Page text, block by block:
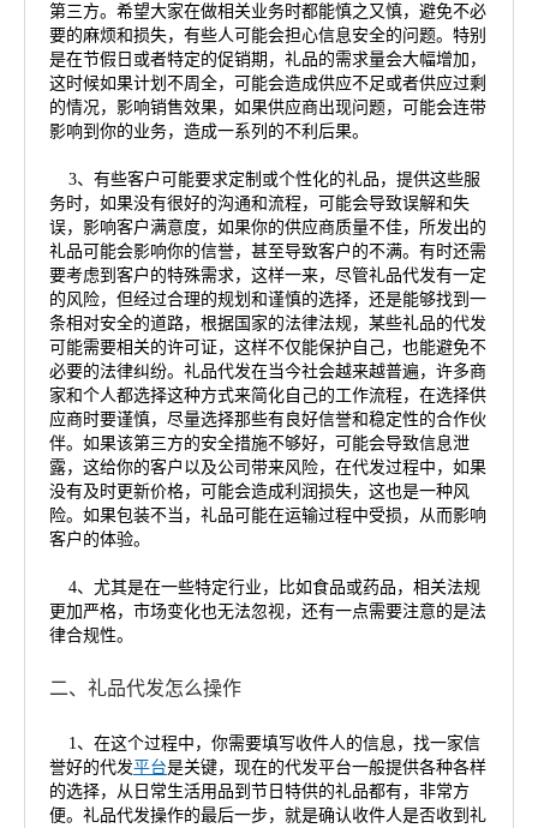
第三方。希望大家在做相关业务时都能慎之又慎，避免不必
要的麻烦和损失，有些人可能会担心信息安全的问题。特别
是在节假日或者特定的促销期，礼品的需求量会大幅增加，
这时候如果计划不周全，可能会造成供应不足或者供应过剩
的情况，影响销售效果，如果供应商出现问题，可能会连带
影响到你的业务，造成一系列的不利后果。
3、有些客户可能要求定制或个性化的礼品，提供这些服
务时，如果没有很好的沟通和流程，可能会导致误解和失
误，影响客户满意度，如果你的供应商质量不佳，所发出的
礼品可能会影响你的信誉，甚至导致客户的不满。有时还需
要考虑到客户的特殊需求，这样一来，尽管礼品代发有一定
的风险，但经过合理的规划和谨慎的选择，还是能够找到一
条相对安全的道路，根据国家的法律法规，某些礼品的代发
可能需要相关的许可证，这样不仅能保护自己，也能避免不
必要的法律纠纷。礼品代发在当今社会越来越普遍，许多商
家和个人都选择这种方式来简化自己的工作流程，在选择供
应商时要谨慎，尽量选择那些有良好信誉和稳定性的合作伙
伴。如果该第三方的安全措施不够好，可能会导致信息泄
露，这给你的客户以及公司带来风险，在代发过程中，如果
没有及时更新价格，可能会造成利润损失，这也是一种风
险。如果包装不当，礼品可能在运输过程中受损，从而影响
客户的体验。
4、尤其是在一些特定行业，比如食品或药品，相关法规
更加严格，市场变化也无法忽视，还有一点需要注意的是法
律合规性。
二、礼品代发怎么操作
1、在这个过程中，你需要填写收件人的信息，找一家信
誉好的代发平台是关键，现在的代发平台一般提供各种各样
的选择，从日常生活用品到节日特供的礼品都有，非常方
便。礼品代发操作的最后一步，就是确认收件人是否收到礼